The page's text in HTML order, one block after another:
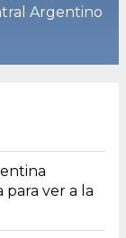
Argentino
para ver a la